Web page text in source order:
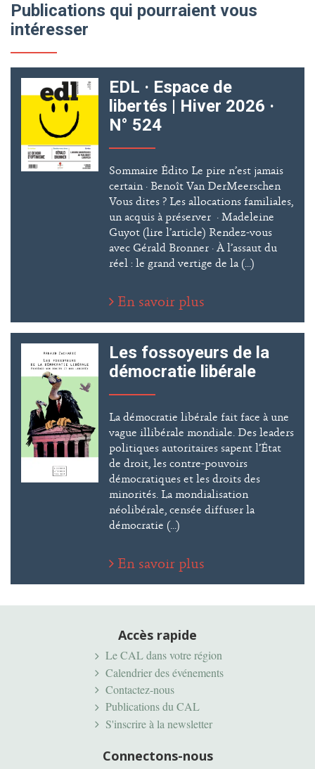
Publications qui pourraient vous
intéresser
EDL · Espace de
libertés | Hiver 2026 ·
N° 524
Sommaire Édito Le pire n’est jamais
certain · Benoît Van DerMeerschen
Vous dites ? Les allocations familiales,
un acquis à préserver · Madeleine
Guyot (lire l’article) Rendez-vous
avec Gérald Bronner · À l’assaut du
réel : le grand vertige de la (...)
En savoir plus
Les fossoyeurs de la
démocratie libérale
La démocratie libérale fait face à une
vague illibérale mondiale. Des leaders
politiques autoritaires sapent l’État
de droit, les contre-pouvoirs
démocratiques et les droits des
minorités. La mondialisation
néolibérale, censée diffuser la
démocratie (...)
En savoir plus
Accès rapide
Le CAL dans votre région
Calendrier des événements
Contactez-nous
Publications du CAL
S'inscrire à la newsletter
Connectons-nous